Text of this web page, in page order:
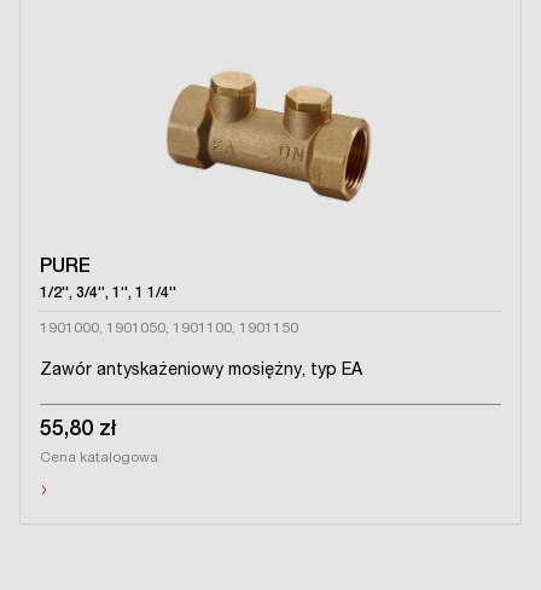
PURE
1/2'', 3/4'', 1'', 1 1/4''
1901000, 1901050, 1901100, 1901150
Zawór antyskażeniowy mosiężny, typ EA
55,80 zł
Cena katalogowa
›